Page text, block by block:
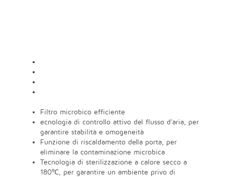
Filtro microbico efficiente
ecnologia di controllo attivo del flusso d'aria, per
garantire stabilità e omogeneità
Funzione di riscaldamento della porta, per
eliminare la contaminazione microbica
Tecnologia di sterilizzazione a calore secco a
180℃, per garantire un ambiente privo di